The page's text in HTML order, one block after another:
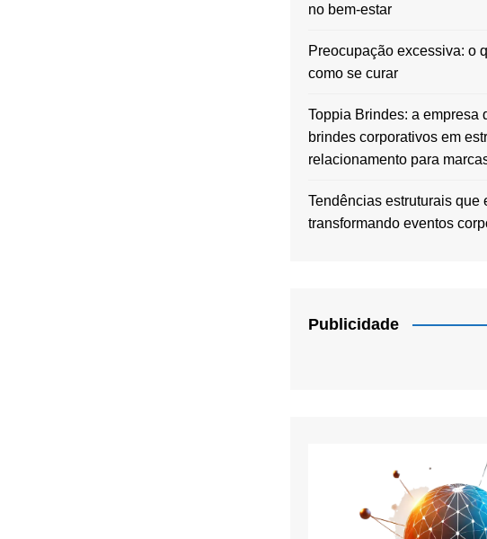
no bem-estar
Preocupação excessiva: o
como se curar
Toppia Brindes: a empresa
brindes corporativos em
relacionamento para
Tendências estruturais que
transformando eventos
Publicidade